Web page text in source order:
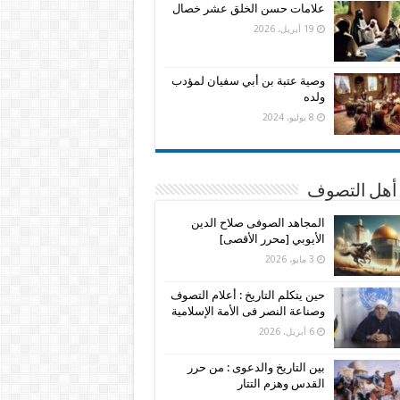
علامات حسن الخلق عشر خصال
19 أبريل، 2026
وصية عتبة بن أبي سفيان لمؤدب
ولده
8 يوليو، 2024
أهل التصوف
المجاهد الصوفى صلاح الدين
الأيوبي [محرر الأقصى]
3 مايو، 2026
حين يتكلم التاريخ : أعلام التصوف
وصناعة النصر فى الأمة الإسلامية
6 أبريل، 2026
بين التاريخ والدعوى : من حرر
القدس وهزم التتار